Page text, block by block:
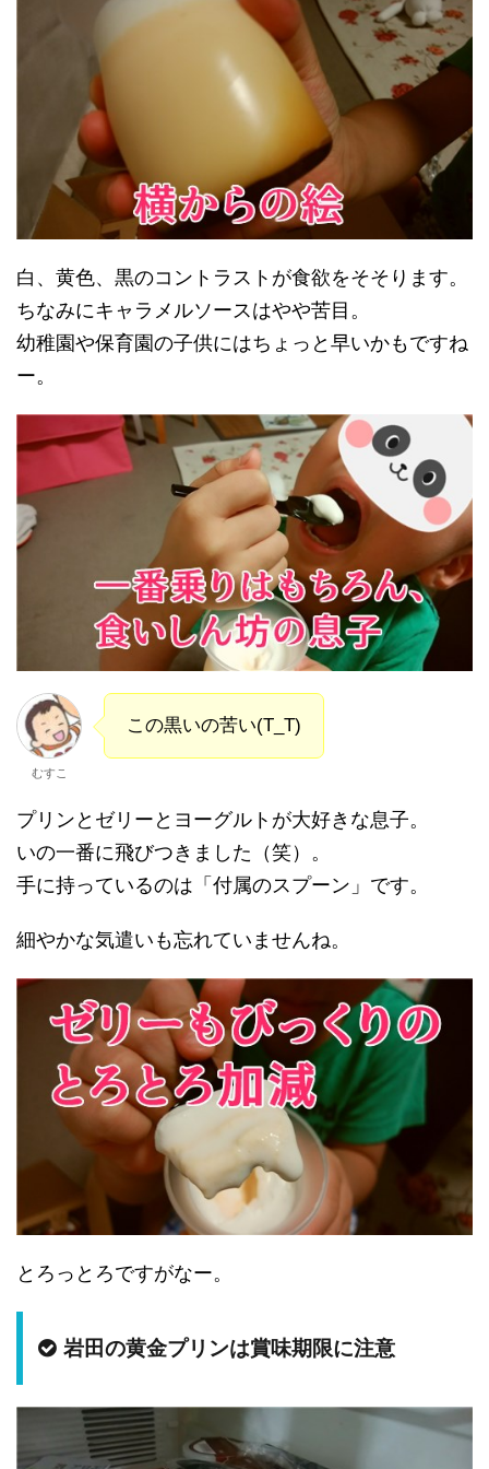
白、黄色、黒のコントラストが食欲をそそります。
ちなみにキャラメルソースはやや苦目。
幼稚園や保育園の子供にはちょっと早いかもですね
ー。
むすこ
この黒いの苦い(T_T)
プリンとゼリーとヨーグルトが大好きな息子。
いの一番に飛びつきました（笑）。
手に持っているのは「付属のスプーン」です。
細やかな気遣いも忘れていませんね。
とろっとろですがなー。
岩田の黄金プリンは賞味期限に注意